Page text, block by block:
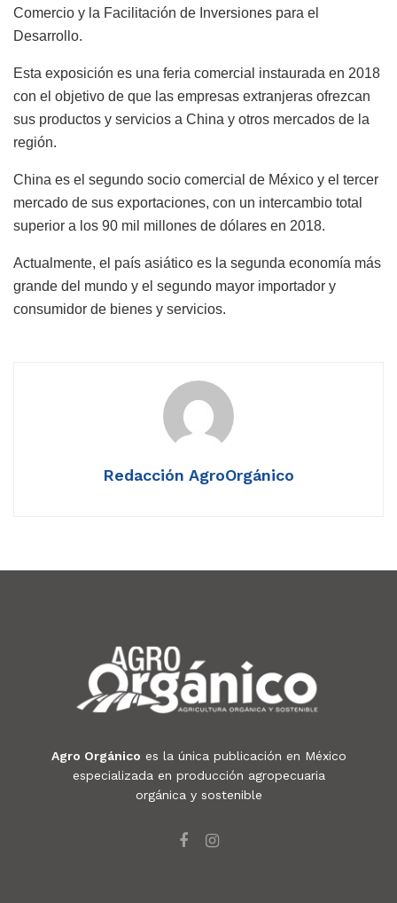
Comercio y la Facilitación de Inversiones para el
Desarrollo.
Esta exposición es una feria comercial instaurada en 2018
con el objetivo de que las empresas extranjeras ofrezcan
sus productos y servicios a China y otros mercados de la
región.
China es el segundo socio comercial de México y el tercer
mercado de sus exportaciones, con un intercambio total
superior a los 90 mil millones de dólares en 2018.
Actualmente, el país asiático es la segunda economía más
grande del mundo y el segundo mayor importador y
consumidor de bienes y servicios.
Redacción AgroOrgánico
Agro Orgánico es la única publicación en México
especializada en producción agropecuaria
orgánica y sostenible